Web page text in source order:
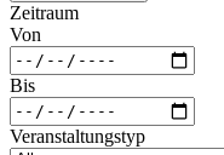
Zeitraum
Von
Bis
Veranstaltungstyp